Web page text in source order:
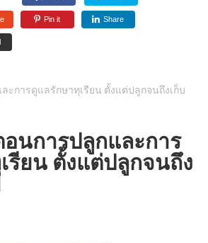
Pin it Share
ะการดูแลรักษาทุเรียน ตั้งแต่ปลูกจนถึงเก็บ
นการปลูกและการ
รียน ตั้งแต่ปลูกจนถึง